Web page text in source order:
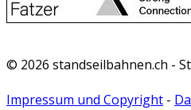
© 2026 standseilbahnen.ch -
Impressum und Copyright -